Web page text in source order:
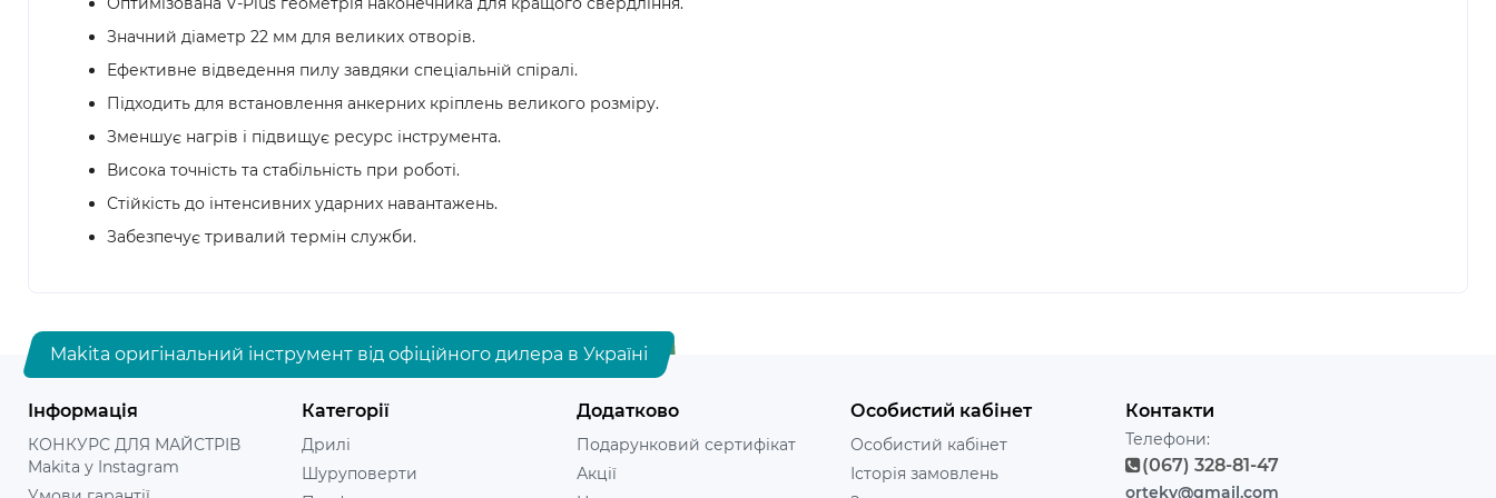
Значний діаметр 22 мм для великих отворів.
Ефективне відведення пилу завдяки спеціальній спіралі.
Підходить для встановлення анкерних кріплень великого розміру.
Зменшує нагрів і підвищує ресурс інструмента.
Висока точність та стабільність при роботі.
Стійкість до інтенсивних ударних навантажень.
Забезпечує тривалий термін служби.
Makita оригінальний інструмент від офіційного дилера в Україні
Інформація
КОНКУРС ДЛЯ МАЙСТРІВ
Makita у Instagram
Категорії
Дрилі
Шуруповерти
Додатково
Подарунковий сертифікат
Акції
Особистий кабінет
Особистий кабінет
Історія замовлень
Контакти
Телефони:
(067) 328-81-47
ortekv@gmail.com